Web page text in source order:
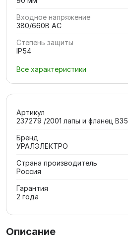
Входное напряжение
380/660В AC
Степень защиты
IP54
Все характеристики
Артикул
237279 /2001 лапы и фланец В35
Бренд
УРАЛЭЛЕКТРО
Страна производитель
Россия
Гарантия
2 года
Описание